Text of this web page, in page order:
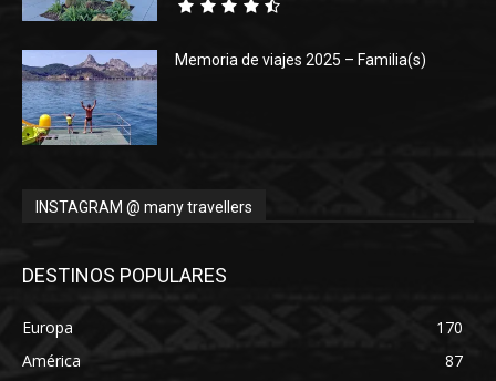
Memoria de viajes 2025 – Familia(s)
INSTAGRAM @ many travellers
DESTINOS POPULARES
Europa
170
América
87